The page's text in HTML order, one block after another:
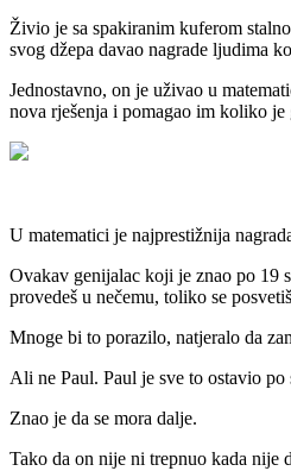
Živio je sa spakiranim kuferom
svog džepa davao nagrade ljudima
Jednostavno, on je uživao u
nova rješenja i pomagao im koliko
U matematici je najprestižnija
Ovakav genijalac koji je znao po 19
provedeš u nečemu, toliko se
Mnoge bi to porazilo, natjeralo da
Ali ne Paul. Paul je sve to ostavio
Znao je da se mora dalje.
Tako da on nije ni trepnuo kada